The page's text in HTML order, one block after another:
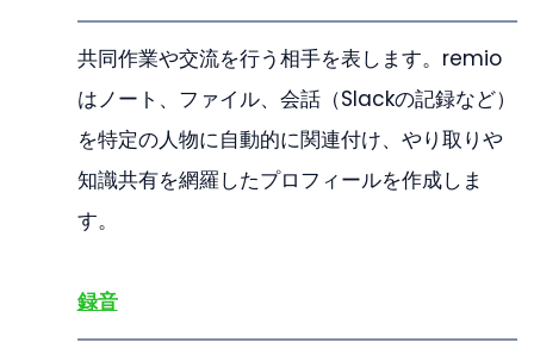
共同作業や交流を行う相手を表します。remio
はノート、ファイル、会話（Slackの記録など）
を特定の人物に自動的に関連付け、やり取りや
知識共有を網羅したプロフィールを作成しま
す。
録音